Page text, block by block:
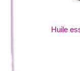
Huile